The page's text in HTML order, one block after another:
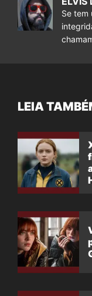
Se tem
LEIA